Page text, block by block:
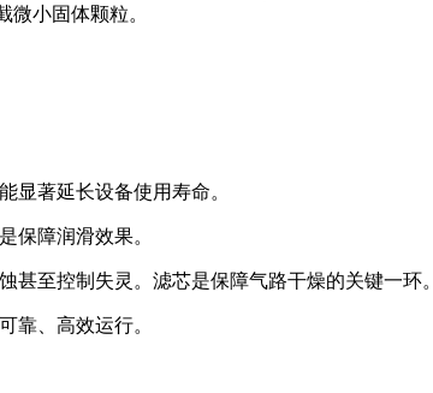
微小固体颗粒。
显著延长设备使用寿命。
保障润滑效果。
至控制失灵。滤芯是保障气路干燥的关键一环。
靠、高效运行。